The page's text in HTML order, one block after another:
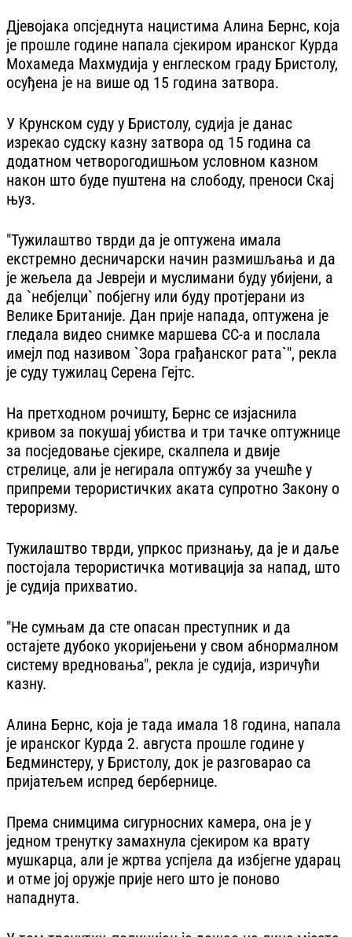
Дјевојака опсједнута нацистима Алина Бернс, која
је прошле године напала сјекиром иранског Курда
Мохамеда Махмудија у енглеском граду Бристолу,
осуђена је на више од 15 година затвора.
У Крунском суду у Бристолу, судија је данас
изрекао судску казну затвора од 15 година са
додатном четворогодишњом условном казном
након што буде пуштена на слободу, преноси Скај
њуз.
"Тужилаштво тврди да је оптужена имала
екстремно десничарски начин размишљања и да
је жељела да Јевреји и муслимани буду убијени, а
да `небјелци` побјегну или буду протјерани из
Велике Британије. Дан прије напада, оптужена је
гледала видео снимке маршева СС-а и послала
имејл под називом `Зора грађанског рата`", рекла
је суду тужилац Серена Гејтс.
На претходном рочишту, Бернс се изјаснила
кривом за покушај убиства и три тачке оптужнице
за посједовање сјекире, скалпела и двије
стрелице, али је негирала оптужбу за учешће у
припреми терористичких аката супротно Закону о
тероризму.
Тужилаштво тврди, упркос признању, да је и даље
постојала терористичка мотивација за напад, што
је судија прихватио.
"Не сумњам да сте опасан преступник и да
остајете дубоко укоријењени у свом абнормалном
систему вредновања", рекла је судија, изричући
казну.
Алина Бернс, која је тада имала 18 година, напала
је иранског Курда 2. августа прошле године у
Бедминстеру, у Бристолу, док је разговарао са
пријатељем испред бербернице.
Према снимцима сигурносних камера, она је у
једном тренутку замахнула сјекиром ка врату
мушкарца, али је жртва успјела да избјегне ударац
и отме јој оружје прије него што је поново
нападнута.